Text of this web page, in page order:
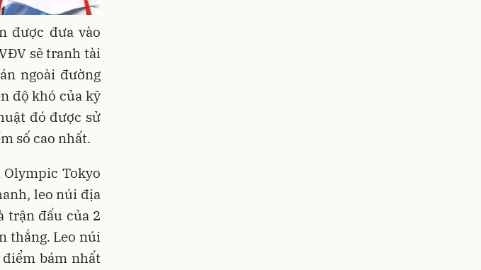
được đưa vào
sẽ tranh tài
ngoài đường
độ khó của kỹ
đó được sử
số cao nhất.
Tokyo
leo núi địa
trận đấu của 2
thắng. Leo núi
bám nhất